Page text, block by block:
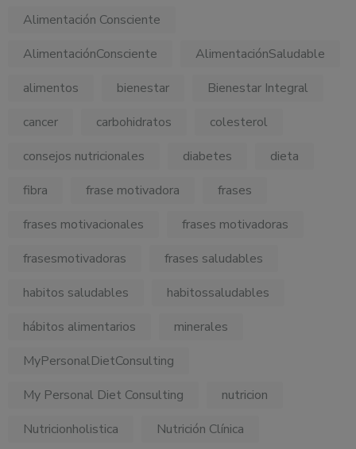
Alimentación Consciente
AlimentaciónConsciente
AlimentaciónSaludable
alimentos
bienestar
Bienestar Integral
cancer
carbohidratos
colesterol
consejos nutricionales
diabetes
dieta
fibra
frase motivadora
frases
frases motivacionales
frases motivadoras
frasesmotivadoras
frases saludables
habitos saludables
habitossaludables
hábitos alimentarios
minerales
MyPersonalDietConsulting
My Personal Diet Consulting
nutricion
Nutricionholistica
Nutrición Clínica